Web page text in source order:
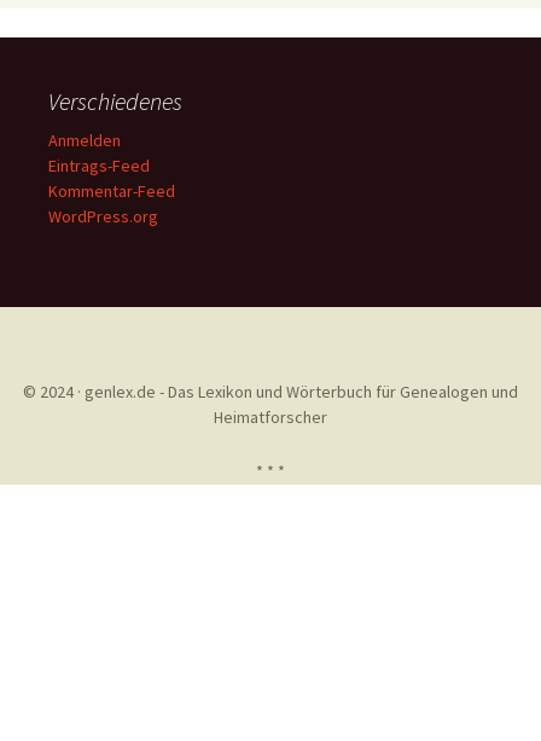
Verschiedenes
Anmelden
Eintrags-Feed
Kommentar-Feed
WordPress.org
© 2024 · genlex.de - Das Lexikon und Wörterbuch für Genealogen und
Heimatforscher
* * *